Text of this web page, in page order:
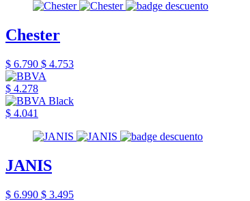
Chester
$ 6.790 $ 4.753
$ 4.278
$ 4.041
JANIS
$ 6.990 $ 3.495